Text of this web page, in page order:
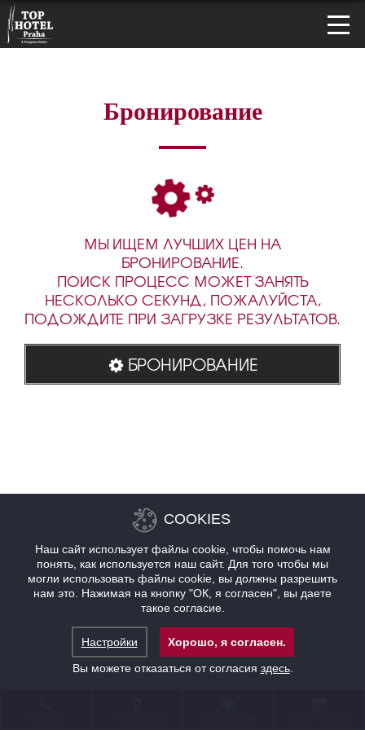
Бронирование
МЫ ИЩЕМ ЛУЧШИХ ЦЕН НА
БРОНИРОВАНИЕ.
ПОИСК ПРОЦЕСС МОЖЕТ ЗАНЯТЬ
НЕСКОЛЬКО СЕКУНД, ПОЖАЛУЙСТА,
ПОДОЖДИТЕ ПРИ ЗАГРУЗКЕ РЕЗУЛЬТАТОВ.
БРОНИРОВАНИЕ
COOKIES
Наш сайт использует файлы cookie, чтобы помочь нам
понять, как используется наш сайт. Для того чтобы мы
могли использовать файлы cookie, вы должны разрешить
нам это. Нажимая на кнопку "ОК, я согласен", вы даете
такое согласие.
Настройки
Хорошо, я согласен.
Вы можете отказаться от согласия здесь.